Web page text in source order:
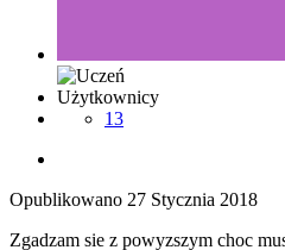
Użytkownicy
13
Opublikowano 27 Stycznia 2018
Zgadzam sie z powyzszym choc